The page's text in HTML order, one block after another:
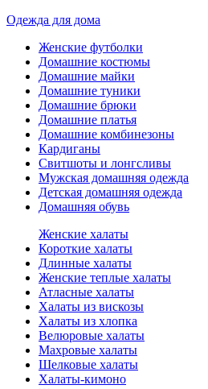
Одежда для дома
Женские футболки
Домашние костюмы
Домашние майки
Домашние туники
Домашние брюки
Домашние платья
Домашние комбинезоны
Кардиганы
Свитшоты и лонгсливы
Мужская домашняя одежда
Детская домашняя одежда
Домашняя обувь
Женские халаты
Короткие халаты
Длинные халаты
Женские теплые халаты
Атласные халаты
Халаты из вискозы
Халаты из хлопка
Велюровые халаты
Махровые халаты
Шелковые халаты
Халаты-кимоно